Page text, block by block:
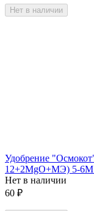
Нет в наличии
Удобрение
12+2МgO+MЭ) 5-6М
Нет в наличии
60 ₽